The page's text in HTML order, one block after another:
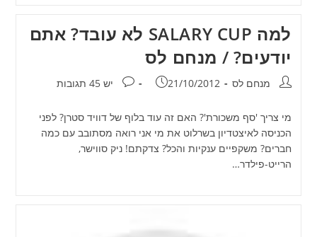
למה SALARY CUP לא עובד? אתם
יודעים? / מנחם לס
מחבר:מנחם לס פורסם:
21/10/2012 תגובות:
יש 45 תגובות
מי צריך 'סף משכורת'? האם זה עוד בלוף של דוויד סטרן? לפני
הכניסה לאיצטדיון בשרלוט את מי אני רואה מסתובב עם כמה
חברים? משקפיים ענקיות והכל? צדקתם! ניק סווישר,
הרייט-פילדר…